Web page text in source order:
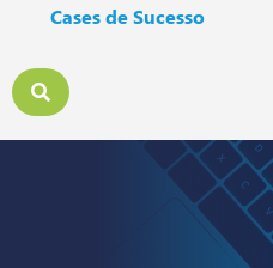
Cases de Sucesso